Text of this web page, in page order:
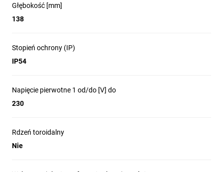
Głębokość [mm]
138
Stopień ochrony (IP)
IP54
Napięcie pierwotne 1 od/do [V] do
230
Rdzeń toroidalny
Nie